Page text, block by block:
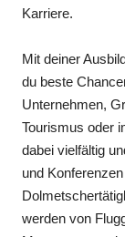
Karriere.
Mit deiner
du beste
Unternehmen,
Tourismus oder
dabei vielfältig
und
werden von